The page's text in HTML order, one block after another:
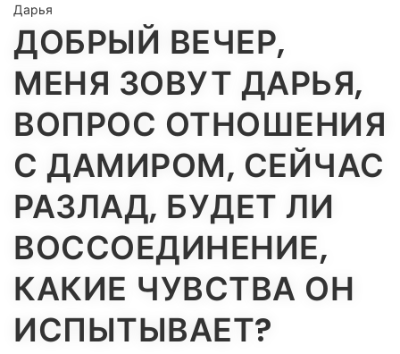
Дарья
ДОБРЫЙ ВЕЧЕР,
МЕНЯ ЗОВУТ ДАРЬЯ,
ВОПРОС ОТНОШЕНИЯ
С ДАМИРОМ, СЕЙЧАС
РАЗЛАД, БУДЕТ ЛИ
ВОССОЕДИНЕНИЕ,
КАКИЕ ЧУВСТВА ОН
ИСПЫТЫВАЕТ?